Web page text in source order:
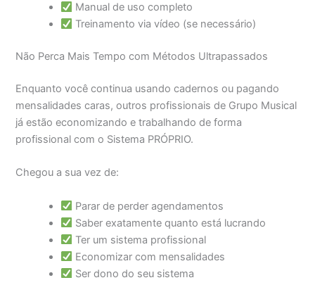
Manual de uso completo
Treinamento via vídeo (se necessário)
Não Perca Mais Tempo com Métodos Ultrapassados
Enquanto você continua usando cadernos ou pagando
mensalidades caras, outros profissionais de Grupo Musical
já estão economizando e trabalhando de forma
profissional com o Sistema PRÓPRIO.
Chegou a sua vez de:
Parar de perder agendamentos
Saber exatamente quanto está lucrando
Ter um sistema profissional
Economizar com mensalidades
Ser dono do seu sistema